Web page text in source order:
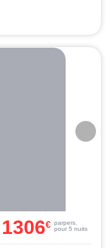
1306€ parpers.
pour 5 nuits